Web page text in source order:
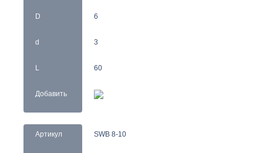
D
d
L
Добавить
6
3
60
Артикул SWB 8-10